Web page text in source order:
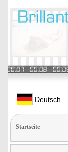
Deutsch
Startseite